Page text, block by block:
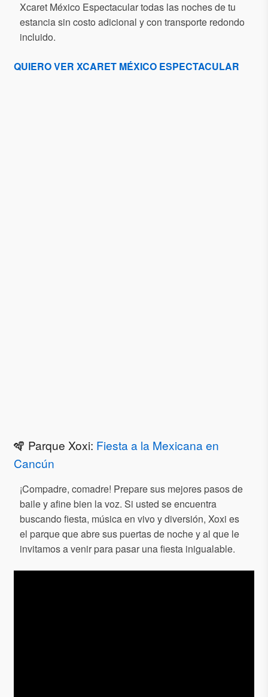
Xcaret México Espectacular todas las noches de tu
estancia sin costo adicional y con transporte redondo
incluido.
QUIERO VER XCARET MÉXICO ESPECTACULAR
🪇 Parque Xoxi: Fiesta a la Mexicana en
Cancún
¡Compadre, comadre! Prepare sus mejores pasos de
baile y afine bien la voz. Si usted se encuentra
buscando fiesta, música en vivo y diversión, Xoxi es
el parque que abre sus puertas de noche y al que le
invitamos a venir para pasar una fiesta inigualable.